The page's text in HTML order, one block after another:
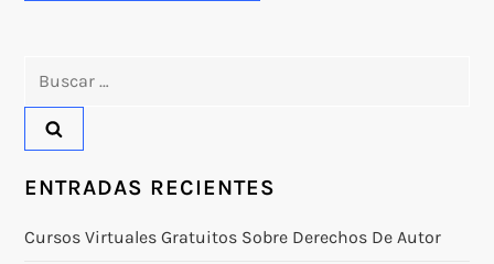
ENTRADAS RECIENTES
Cursos Virtuales Gratuitos Sobre Derechos De Autor